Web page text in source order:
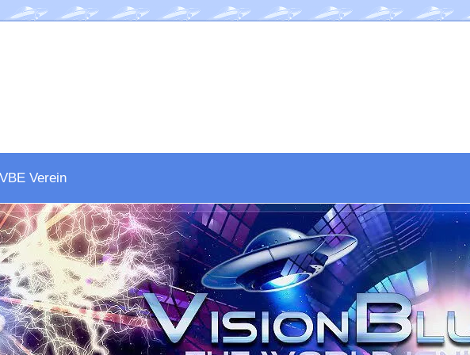
VBE Verein